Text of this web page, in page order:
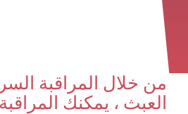
من خلال المراقبة
العبث ، يمكنك